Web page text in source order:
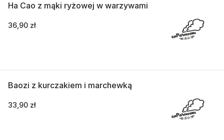
Ha Cao z mąki ryżowej w warzywami
36,90 zł
Baozi z kurczakiem i marchewką
33,90 zł